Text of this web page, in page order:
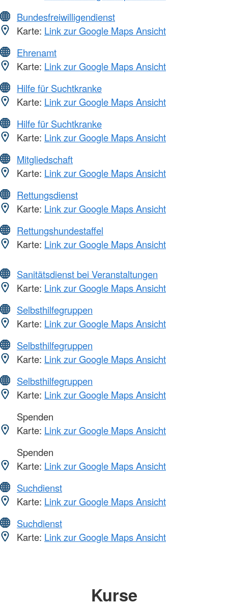
Bundesfreiwilligendienst
Karte: Link zur Google Maps Ansicht
Ehrenamt
Karte: Link zur Google Maps Ansicht
Hilfe für Suchtkranke
Karte: Link zur Google Maps Ansicht
Hilfe für Suchtkranke
Karte: Link zur Google Maps Ansicht
Mitgliedschaft
Karte: Link zur Google Maps Ansicht
Rettungsdienst
Karte: Link zur Google Maps Ansicht
Rettungshundestaffel
Karte: Link zur Google Maps Ansicht
Sanitätsdienst bei Veranstaltungen
Karte: Link zur Google Maps Ansicht
Selbsthilfegruppen
Karte: Link zur Google Maps Ansicht
Selbsthilfegruppen
Karte: Link zur Google Maps Ansicht
Selbsthilfegruppen
Karte: Link zur Google Maps Ansicht
Spenden
Karte: Link zur Google Maps Ansicht
Spenden
Karte: Link zur Google Maps Ansicht
Suchdienst
Karte: Link zur Google Maps Ansicht
Suchdienst
Karte: Link zur Google Maps Ansicht
Kurse